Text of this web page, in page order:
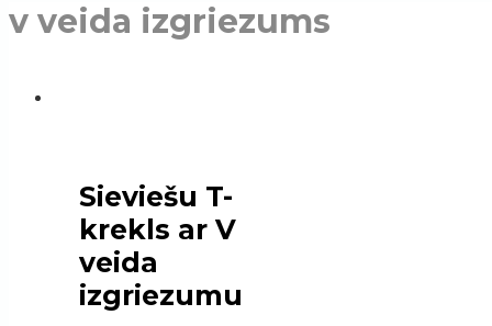
v veida izgriezums
Sieviešu T-
krekls ar V
veida
izgriezumu